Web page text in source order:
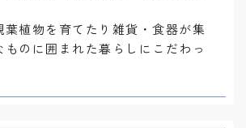
葉植物を育てたり雑貨・食器が集
ものに囲まれた暮らしにこだわっ